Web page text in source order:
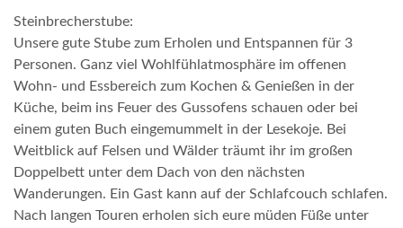
Steinbrecherstube:
Unsere gute Stube zum Erholen und Entspannen für 3
Personen. Ganz viel Wohlfühlatmosphäre im offenen
Wohn- und Essbereich zum Kochen & Genießen in der
Küche, beim ins Feuer des Gussofens schauen oder bei
einem guten Buch eingemummelt in der Lesekoje. Bei
Weitblick auf Felsen und Wälder träumt ihr im großen
Doppelbett unter dem Dach von den nächsten
Wanderungen. Ein Gast kann auf der Schlafcouch schlafen.
Nach langen Touren erholen sich eure müden Füße unter